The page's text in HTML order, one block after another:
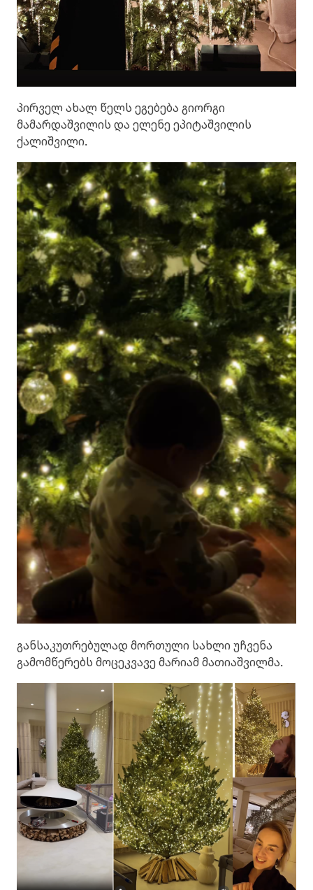
პირველ ახალ წელს ეგებება გიორგი
მამარდაშვილის და ელენე ეპიტაშვილის
ქალიშვილი.
განსაკუთრებულად მორთული სახლი უჩვენა
გამომწერებს მოცეკვავე მარიამ მათიაშვილმა.